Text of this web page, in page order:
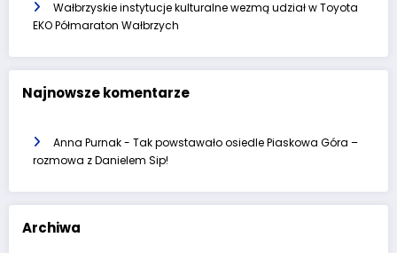
Wałbrzyskie instytucje kulturalne wezmą udział w Toyota
EKO Półmaraton Wałbrzych
Najnowsze komentarze
Anna Purnak- Tak powstawało osiedle Piaskowa Góra –
rozmowa z Danielem Sip!
Archiwa